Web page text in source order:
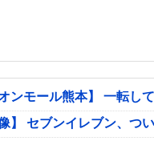
オンモール熊本】 一転し
像】 セブンイレブン、つ